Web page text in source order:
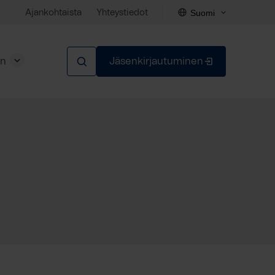
Ajankohtaista Yhteystiedot Suomi
Jäsenkirjautuminen